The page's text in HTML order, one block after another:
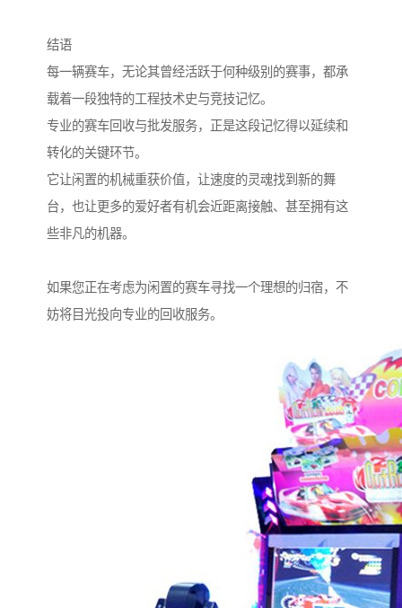
结语
每一辆赛车，无论其曾经活跃于何种级别的赛事，都承
载着一段独特的工程技术史与竞技记忆。
专业的赛车回收与批发服务，正是这段记忆得以延续和
转化的关键环节。
它让闲置的机械重获价值，让速度的灵魂找到新的舞
台，也让更多的爱好者有机会近距离接触、甚至拥有这
些非凡的机器。
如果您正在考虑为闲置的赛车寻找一个理想的归宿，不
妨将目光投向专业的回收服务。